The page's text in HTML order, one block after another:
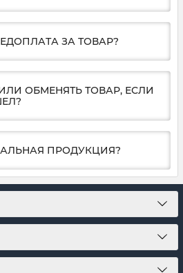
ЗА ТОВАР?
ОБМЕНЯТЬ ТОВАР, ЕСЛИ
ПРОДУКЦИЯ?